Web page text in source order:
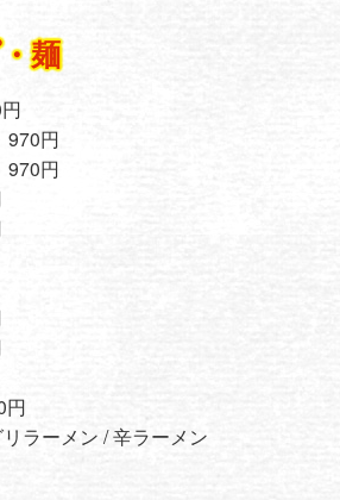
麺
円
円
円
ラーメン / 辛ラーメン